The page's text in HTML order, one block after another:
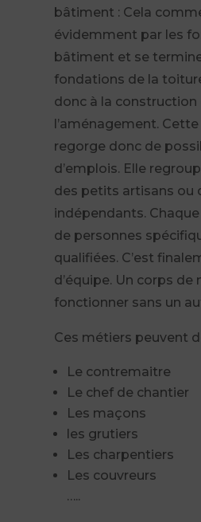
bâtiment : Cela
évidemment par les
bâtiment et se
fondations de la
donc à la construction
l’aménagement.
regorge donc de
d’emplois. Elle
des petits artisans ou
indépendants.
de personnes
qualifiées. C’est
d’équipe. Un corps
fonctionner sans un
Ces métiers peuvent
Le contremaitre
Le chef de chantier
Les maçons
les grutiers
Les charpentiers
Les couvreurs
…..